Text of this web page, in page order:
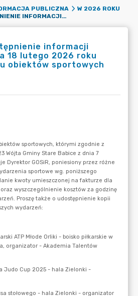
PUBLICZNA
W 2026 ROKU
WNIOSEK O UDOSTĘPNIENIE INFORMACJI PUBLICZNEJ Z DNIA 18 LUTEGO 2026 ROKU DOTYCZĄCY NAJMU OBIEKTÓW SPORTOWYCH
informacji
18 lutego 2026 roku
obiektów sportowych